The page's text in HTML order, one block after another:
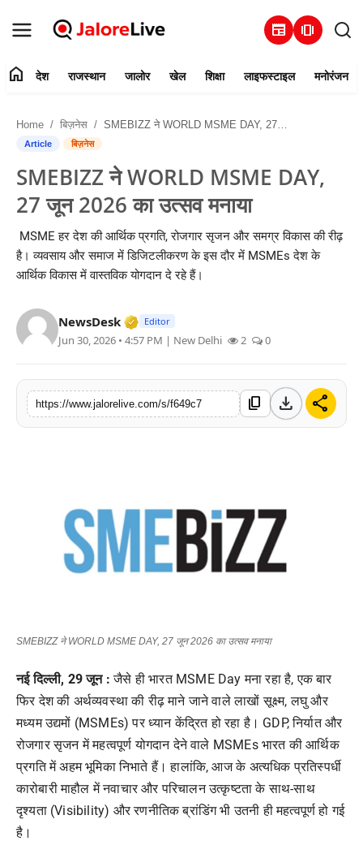
newspaper amp_stories
संपर्क करें
देश
जालोर
शिक्षा
लाइफस्टाइल
मनोरंजन
home देश राजस्थान जालोर खेल शिक्षा लाइफस्टाइल मनोरंजन
Home बिज़नेस SMEBIZZ ने WORLD MSME DAY, 27 जून 2026 का उत्सव मनाया
Article बिज़नेस
SMEBIZZ ने WORLD MSME DAY,
27 जून 2026 का उत्सव मनाया
MSME हर देश की आर्थिक प्रगति, रोजगार सृजन और समग्र विकास की रीढ़
है। व्यवसाय और समाज में डिजिटलीकरण के इस दौर में MSMEs देश के
आर्थिक विकास में वास्तविक योगदान दे रहे हैं।
NewsDesk Verified Media or Organization • 28
Editor
Jun 30, 2026 • 4:57 PM | New Delhi 2 0
https://www.jalorelive.com/s/f649c7 content_copy download share
SMEBIZZ ने WORLD MSME DAY, 27 जून 2026 का उत्सव मनाया
नई दिल्ली, 29जून : जैसे ही भारतMSME Dayमना रहा है,एक बार
फिर देश की अर्थव्यवस्था की रीढ़ माने जाने वाले लाखों सूक्ष्म,लघु और
मध्यम उद्यमों (MSMEs)पर ध्यान केंद्रित हो रहा है। GDP,निर्यात और
रोजगार सृजन में महत्वपूर्ण योगदान देने वाले MSMEsभारत की आर्थिक
प्रगति में अहम भूमिका निभाते हैं। हालांकि,आज के अत्यधिक प्रतिस्पर्धी
कारोबारी माहौल में नवाचार और परिचालन उत्कृष्टता के साथ-साथ
दृश्यता(Visibility) और रणनीतिक ब्रांडिंग भी उतनी ही महत्वपूर्ण हो गई
है।